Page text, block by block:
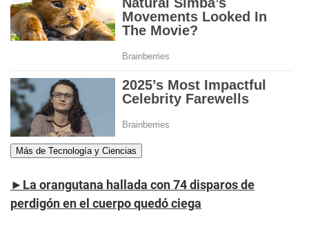
►La orangutana hallada con 74 disparos de
perdigón en el cuerpo quedó ciega